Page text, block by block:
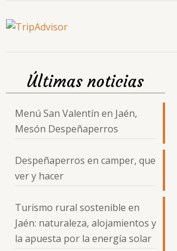
Últimas noticias
Menú San Valentín en Jaén,
Mesón Despeñaperros
Despeñaperros en camper, que
ver y hacer
Turismo rural sostenible en
Jaén: naturaleza, alojamientos y
la apuesta por la energía solar